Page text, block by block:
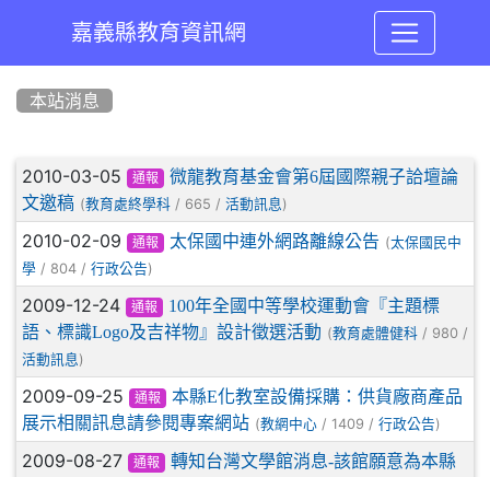
嘉義縣教育資訊網
本站消息
文章列表
2010-03-05 通報
微龍教育基金會第6屆國際親子詥壇論
文邀稿 (教育處終學科 / 665 / 活動訊息 )
2010-02-09 通報 太保國中連外網路離線公告 (太保國民中
學 / 804 / 行政公告)
2009-12-24 通報
100年全國中等學校運動會『主題標
語、標識Logo及吉祥物』設計徵選活動 (教育處體健科 / 980 /
活動訊息 )
2009-09-25 通報
本縣E化教室設備採購：供貨廠商產品
展示相關訊息請參閱專案網站 (教網中心 / 1409 / 行政公告)
2009-08-27 通報
轉知台灣文學館消息-該館願意為本縣